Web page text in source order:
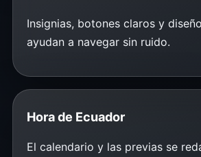
Insignias, botones claros y
ayudan a navegar sin ruido.
Hora de Ecuador
El calendario y las previas se